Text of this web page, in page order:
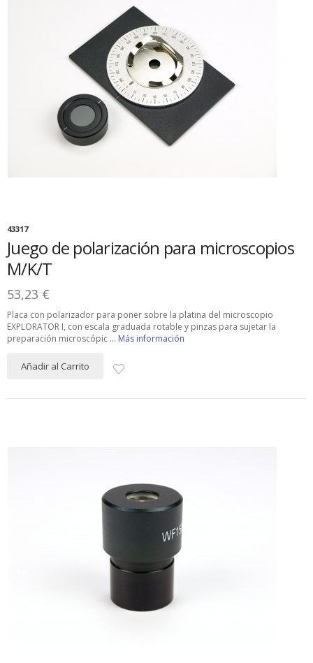
43317
Juego de polarización para microscopios
M/K/T
53,23 €
Placa con polarizador para poner sobre la platina del microscopio
EXPLORATOR I, con escala graduada rotable y pinzas para sujetar la
preparación microscópic ... Más información
Añadir al Carrito